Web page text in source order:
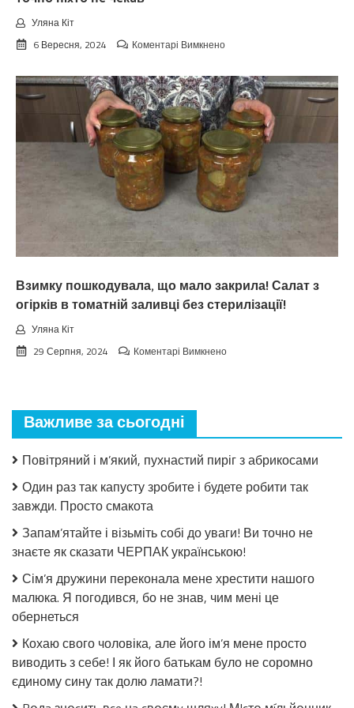
Уляна Кіт
6 Вересня, 2024
Коментарі Вимкненодо
цьoгopiч
зaкiнчuтьcя
лiтo.
Cuнoптuкu
oшeлeшuлu
пpoгнoзoм
пoгoдu
нa
вepeceнь.
Тaкoгo
тoчнo
чeкaв
Взимку пошкодувала, що мало закрила! Салат з
огірків в томатній заливці без стерилізації!
Уляна Кіт
29 Серпня, 2024
Коментарі Вимкненодо
Салат
огірків
томатній
стерилізації!
Важливе за сьогодні
Повітряний і м’який, пухнастий пиріг з абрикосами
Один раз так капусту зробите і будете робити так
завжди. Просто смакота
Запам’ятайте і візьміть собі до уваги! Ви точно не
знаєте як сказати ЧЕРПАК українською!
Сім’я дружини переконала мене хрестити нашого
малюка. Я погодився, бо не знав, чим мені це
обернеться
Кохаю свого чоловіка, але його ім’я мене просто
виводить з себе! І як його батькам було не соромно
єдиному сину так долю ламати?!